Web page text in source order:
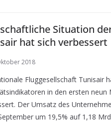
Situation
hat sich verbessert
2018
Fluggesellschaft Tunisair
in den ersten neun
Der Umsatz des
um 19,5% auf 1,18